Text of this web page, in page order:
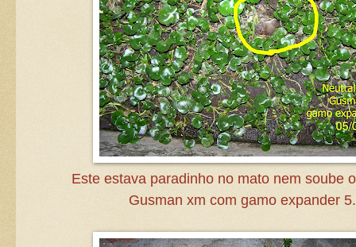
Este estava paradinho no mato nem soube
Gusman xm com gamo expander